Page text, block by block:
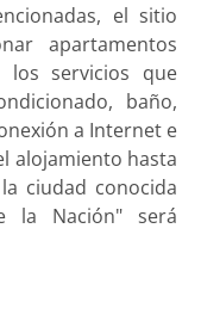
el sitio
apartamentos
servicios que
baño,
a Internet e
alojamiento hasta
ciudad conocida
la Nación" será